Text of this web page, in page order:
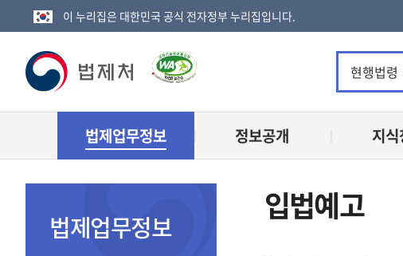
이 누리집은 대한민국 공식 전자정부 누리집입니다.
법
제
로
현행법령
법제업무정보 정보공개 지
법제업무정보
입법예고